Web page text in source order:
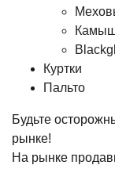
Куртки
Пальто
Будьте
рынке!
На рынке